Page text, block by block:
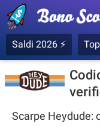
Saldi 2026 ⚡
Scarpe Heydude: